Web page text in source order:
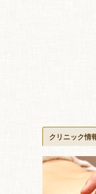
クリニック情